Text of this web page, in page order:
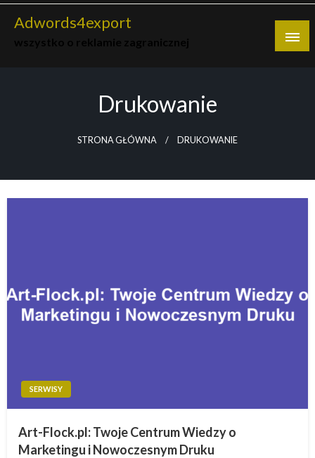
Skip
Adwords4export
Drukowanie
STRONA GŁÓWNA DRUKOWANIE
SERWISY
Art-Flock.pl: Twoje Centrum Wiedzy o
Marketingu i Nowoczesnym Druku